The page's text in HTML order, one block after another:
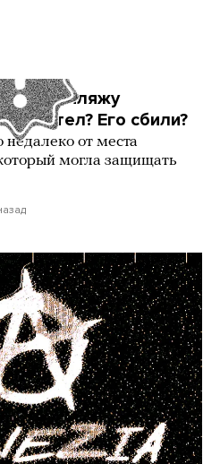
по пляжу
летел? Его сбили?
от места
могла защищать